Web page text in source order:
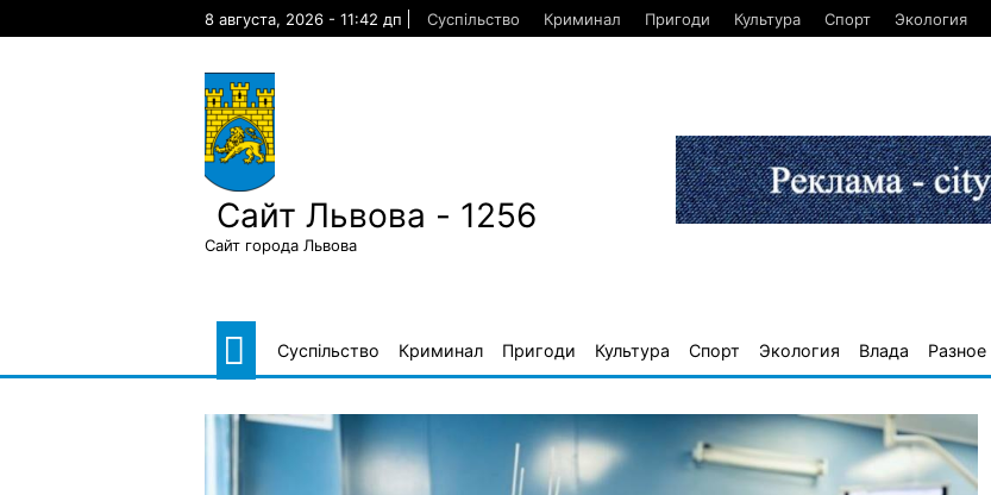
8 августа, 2026 - 11:42 дп Суспільство Криминал Пригоди Культура Спорт Экология
Сайт Львова - 1256
Сайт города Львова
Суспільство Криминал Пригоди Культура Спорт Экология Влада Разное